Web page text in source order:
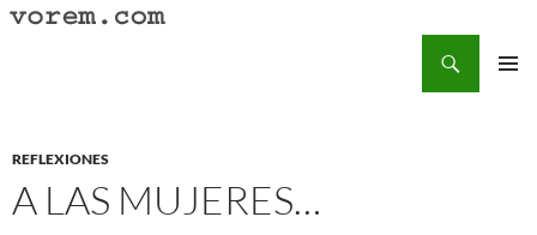
Saltar
REFLEXIONES
A LAS MUJERES…